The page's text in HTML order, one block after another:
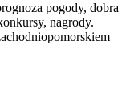
pogody, dobra
nagrody.